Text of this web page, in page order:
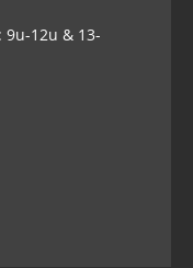
12u & 13-